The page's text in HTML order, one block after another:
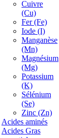
Cuivre
(Cu)
Fer (Fe)
Iode (I)
Manganèse
(Mn)
Magnésium
(Mg)
Potassium
(K)
Sélénium
(Se)
Zinc (Zn)
Acides aminés
Acides Gras